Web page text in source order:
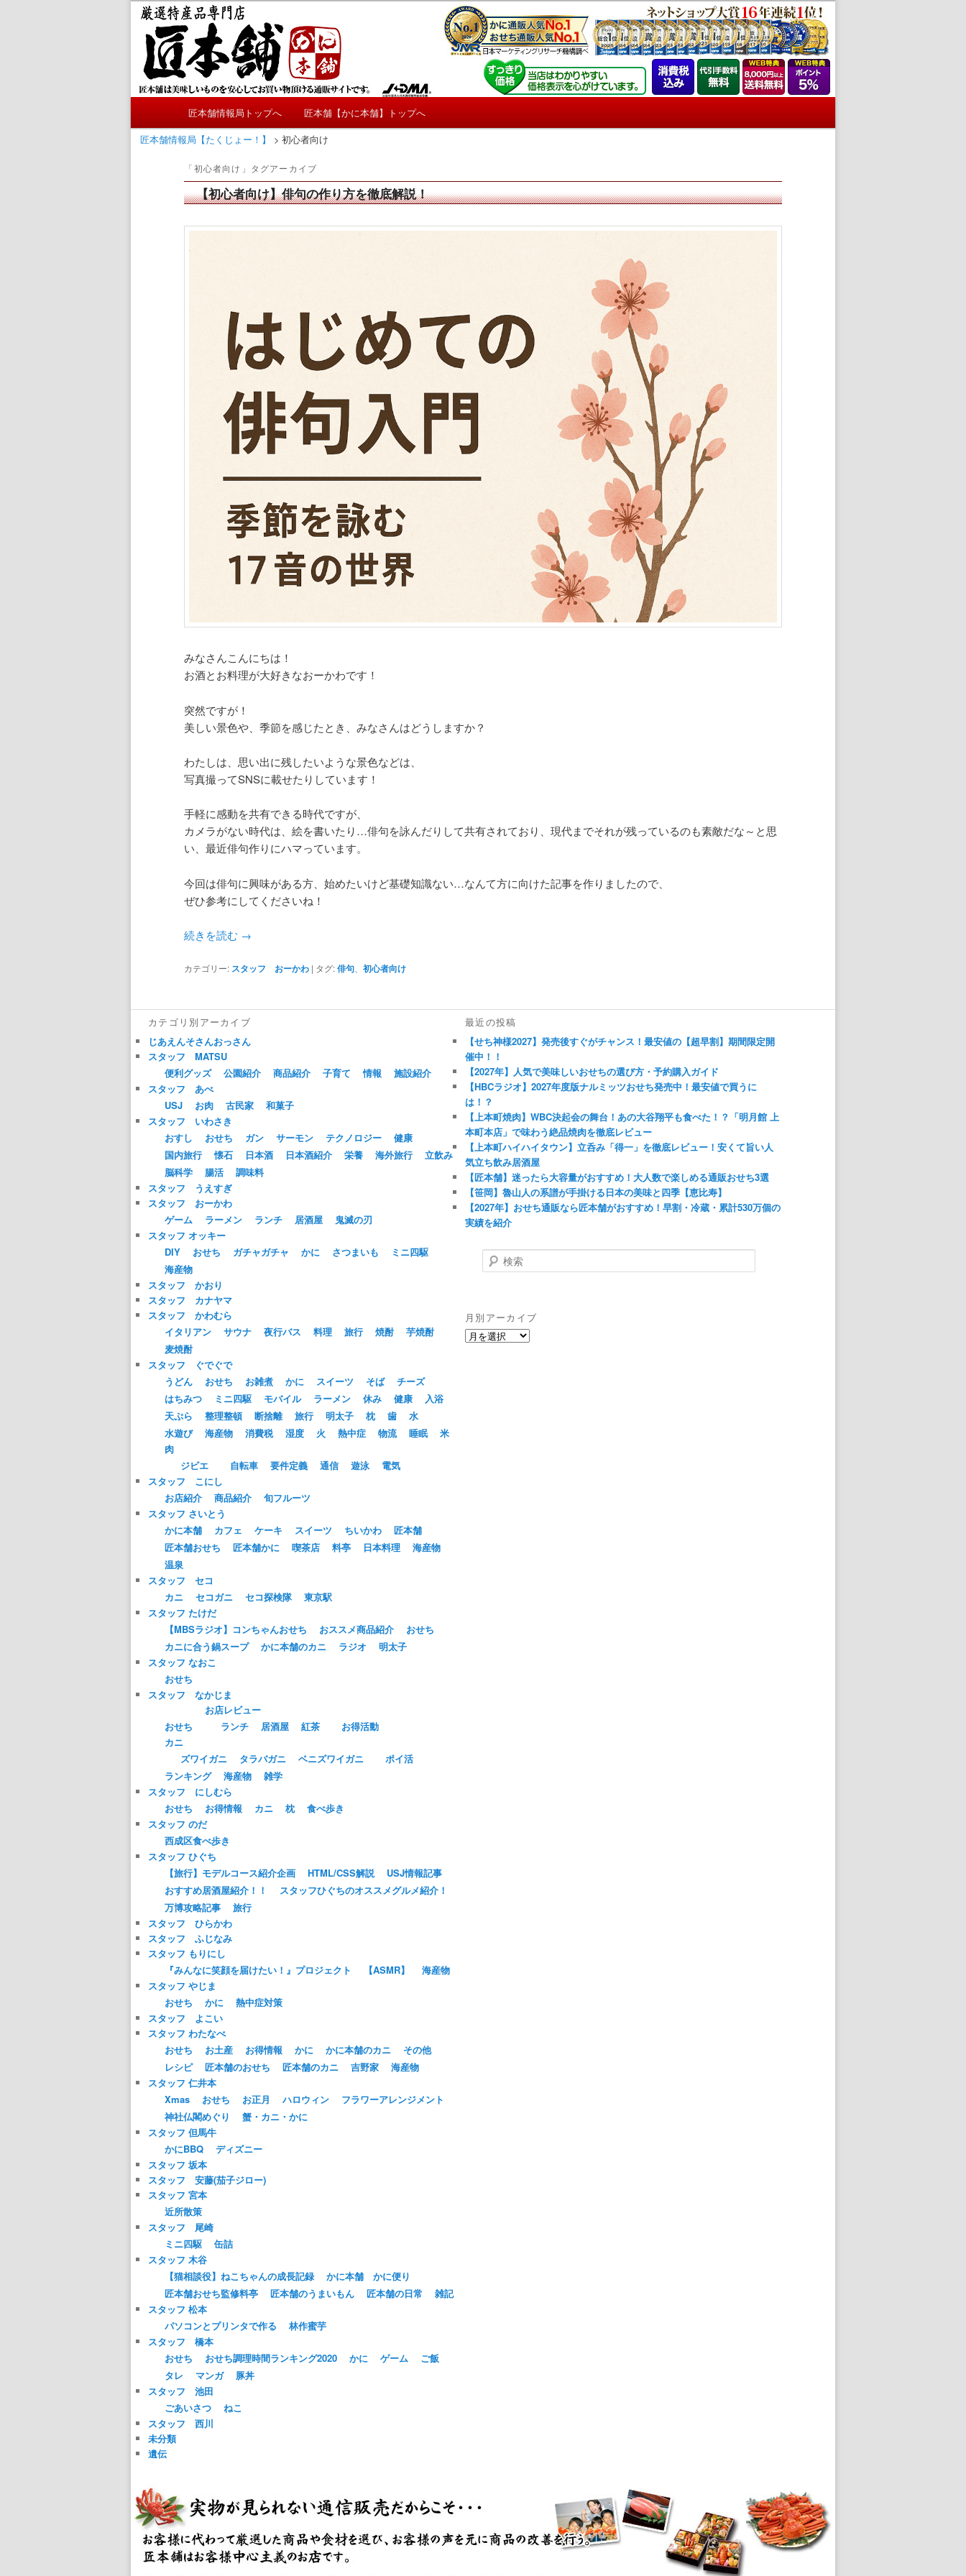
匠本舗情報局【たくじょー！】
かにやおせちについてのおもしろ情報や興味深い記事をお届けします。
ン
メ
ン
サ
コ
匠本舗情報局トップへ
匠本舗【かに本舗】トップへ
匠本舗情報局【たくじょー！】
> 初心者向け
「初心者向け 」タグアーカイブ
【初心者向け】俳句の作り方を徹底解説！
みなさんこんにちは！
お酒とお料理が大好きなおーかわです！
突然ですが！
美しい景色や、季節を感じたとき、みなさんはどうしますか？
わたしは、思い出に残したいような景色などは、
写真撮ってSNSに載せたりしています！
手軽に感動を共有できる時代ですが、
カメラがない時代は、絵を書いたり…俳句を詠んだりして共有されており、現代までそれが残っているのも素敵だな～と思
い、最近俳句作りにハマっています。
今回は俳句に興味がある方、始めたいけど基礎知識ない…なんて方に向けた記事を作りましたので、
ぜひ参考にしてくださいね！
続きを読む →
カテゴリー: スタッフ おーかわ | タグ: 俳句 、初心者向け
カテゴリ別アーカイブ
じあえんそさんおっさん
スタッフ MATSU
便利グッズ
公園紹介 商品紹介 子育て 情報
施設紹介
スタッフ あべ
USJ
お肉 古民家
和菓子
スタッフ いわさき
おすし
おせち ガン サーモン テクノロジー
健康
国内旅行
懐石 日本酒 日本酒紹介 栄養 海外旅行
立飲み
脳科学
腸活
調味料
スタッフ うえすぎ
スタッフ おーかわ
ゲーム
ラーメン ランチ 居酒屋
鬼滅の刃
スタッフ オッキー
DIY
おせち ガチャガチャ かに さつまいも
ミニ四駆
海産物
スタッフ かおり
スタッフ カナヤマ
スタッフ かわむら
イタリアン
サウナ 夜行バス 料理 旅行 焼酎
芋焼酎
麦焼酎
スタッフ ぐでぐで
うどん
おせち お雑煮 かに スイーツ そば
チーズ
はちみつ
ミニ四駆 モバイル ラーメン 休み 健康
入浴
天ぷら
整理整頓 断捨離 旅行 明太子 枕 歯
水
水遊び
海産物 消費税 湿度 火 熱中症 物流 睡眠
米
肉
ジビエ
自転車 要件定義 通信 遊泳
電気
スタッフ こにし
お店紹介
商品紹介
旬フルーツ
スタッフ さいとう
かに本舗
カフェ ケーキ スイーツ ちいかわ
匠本舗
匠本舗おせち
匠本舗かに 喫茶店 料亭 日本料理
海産物
温泉
スタッフ セコ
カニ
セコガニ セコ探検隊
東京駅
スタッフ たけだ
【MBSラジオ】コンちゃんおせち
おススメ商品紹介
おせち
カニに合う鍋スープ
かに本舗のカニ ラジオ
明太子
スタッフ なおこ
おせち
スタッフ なかじま
おせち
お店レビュー
ランチ
居酒屋 紅茶
お得活動
カニ
ズワイガニ
タラバガニ ベニズワイガニ
ポイ活
ランキング
海産物
雑学
スタッフ にしむら
おせち
お得情報 カニ 枕
食べ歩き
スタッフ のだ
西成区食べ歩き
スタッフ ひぐち
【旅行】モデルコース紹介企画
HTML/CSS解説
USJ情報記事
おすすめ居酒屋紹介！！
スタッフひぐちのオススメグルメ紹介！
万博攻略記事
旅行
スタッフ ひらかわ
スタッフ ふじなみ
スタッフ もりにし
『みんなに笑顔を届けたい！』プロジェクト
【ASMR】
海産物
スタッフ やじま
おせち
かに
熱中症対策
スタッフ よこい
スタッフ わたなべ
おせち
お土産 お得情報 かに かに本舗のカニ
その他
レシピ
匠本舗のおせち 匠本舗のカニ 吉野家
海産物
スタッフ 仁井本
Xmas
おせち お正月 ハロウィン
フラワーアレンジメント
神社仏閣めぐり
蟹・カニ・かに
スタッフ 但馬牛
かにBBQ
ディズニー
スタッフ 坂本
スタッフ 安藤(茄子ジロー)
スタッフ 宮本
近所散策
スタッフ 尾崎
ミニ四駆
缶詰
スタッフ 木谷
【猫相談役】ねこちゃんの成長記録
かに本舗 かに便り
匠本舗おせち監修料亭
匠本舗のうまいもん 匠本舗の日常
雑記
スタッフ 松本
パソコンとプリンタで作る
林作蜜芋
スタッフ 橋本
おせち
おせち調理時間ランキング2020 かに ゲーム
ご飯
タレ
マンガ
豚丼
スタッフ 池田
ごあいさつ
ねこ
スタッフ 西川
未分類
遺伝
最近の投稿
【せち神様2027】発売後すぐがチャンス！最安値の【超早割】期間限定開
催中！！
【2027年】人気で美味しいおせちの選び方・予約購入ガイド
【HBCラジオ】2027年度版ナルミッツおせち発売中！最安値で買うに
は！？
【上本町焼肉】WBC決起会の舞台！あの大谷翔平も食べた！？「明月館 上
本町本店」で味わう絶品焼肉を徹底レビュー
【上本町ハイハイタウン】立呑み「得一」を徹底レビュー！安くて旨い人
気立ち飲み居酒屋
【匠本舗】迷ったら大容量がおすすめ！大人数で楽しめる通販おせち3選
【笹岡】魯山人の系譜が手掛ける日本の美味と四季【恵比寿】
【2027年】おせち通販なら匠本舗がおすすめ！早割・冷蔵・累計530万個の
実績を紹介
検
索
月別アーカイブ
月